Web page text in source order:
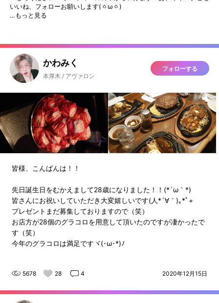
いいね、フォローお願いします(ㆁωㆁ)
…もっと見る
かわみく
本厚木 / アヴァロン
フォローする
皆様、こんばんは！！
先日誕生日をむかえまして28歳になりました！！(*´ω｀*)
皆さんにお祝いしていただき大変嬉しいです(人*´∀｀)｡*ﾟ+
プレゼントまだ募集しておりますので（笑）
お店方が28個のグラコロを用意して頂いたのですが凄かったで
す（笑）
今年のグラコロは満足ですヾ(･ω･*)ﾉ
5678 28 4 2020年12月15日